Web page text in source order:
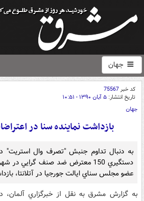
جهان
کد خبر75567
تاریخ انتشار: ۵ آبان ۱۳۹۰ - ۱۰:۵۱
جهان
بازداشت نماینده سنا در
به دنبال تداوم جنبش "تصرف وال استريت"
دستگيري 150 معترض ضد صنف گرايي
عضو مجلس سناي ايالت جورجيا در آتلانتا،